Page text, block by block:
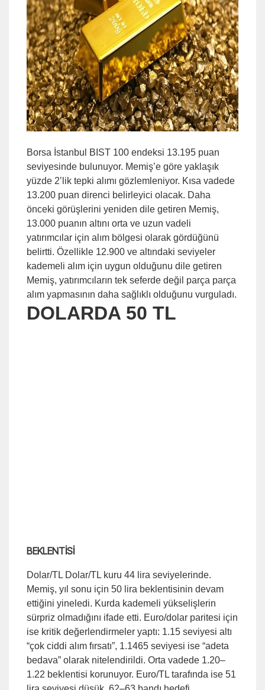
Borsa İstanbul BIST 100 endeksi 13.195 puan
seviyesinde bulunuyor. Memiş’e göre yaklaşık
yüzde 2’lik tepki alımı gözlemleniyor. Kısa vadede
13.200 puan direnci belirleyici olacak. Daha
önceki görüşlerini yeniden dile getiren Memiş,
13.000 puanın altını orta ve uzun vadeli
yatırımcılar için alım bölgesi olarak gördüğünü
belirtti. Özellikle 12.900 ve altındaki seviyeler
kademeli alım için uygun olduğunu dile getiren
Memiş, yatırımcıların tek seferde değil parça parça
alım yapmasının daha sağlıklı olduğunu vurguladı.
DOLARDA 50 TL
BEKLENTİSİ
Dolar/TL Dolar/TL kuru 44 lira seviyelerinde.
Memiş, yıl sonu için 50 lira beklentisinin devam
ettiğini yineledi. Kurda kademeli yükselişlerin
sürpriz olmadığını ifade etti. Euro/dolar paritesi için
ise kritik değerlendirmeler yaptı: 1.15 seviyesi altı
“çok ciddi alım fırsatı”, 1.1465 seviyesi ise “adeta
bedava” olarak nitelendirildi. Orta vadede 1.20–
1.22 beklentisi korunuyor. Euro/TL tarafında ise 51